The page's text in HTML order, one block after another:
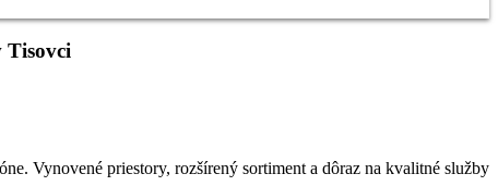
Tisovci
Vynovené priestory, rozšírený sortiment a dôraz na kvalitné služby